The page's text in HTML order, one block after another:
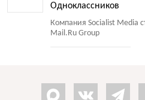
Одноклассников
Компания Socialist Media
Mail.Ru Group